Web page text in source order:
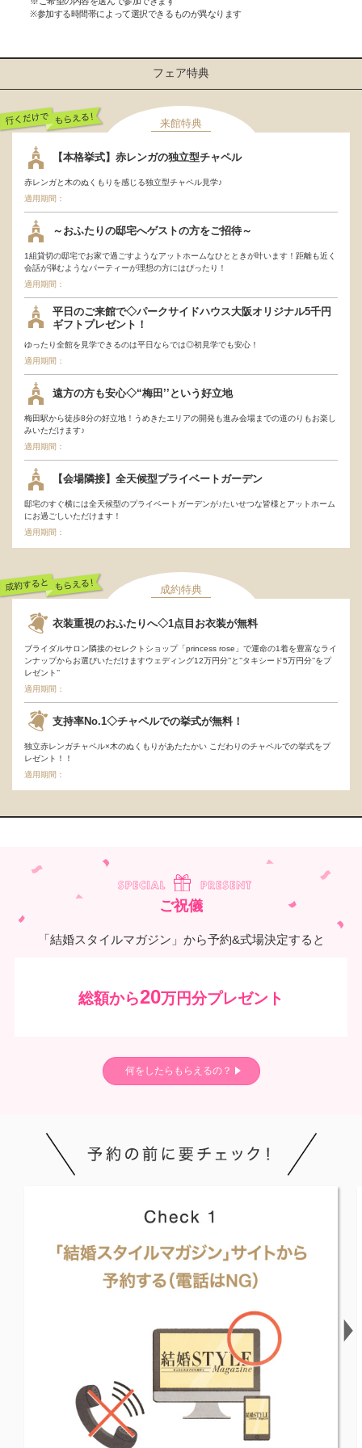
※参加する時間帯によって選択できるものが異なります
フェア特典
来館特典
【本格挙式】赤レンガの独立型チャペル
赤レンガと木のぬくもりを感じる独立型チャペル見学♪
適用期間：
～おふたりの邸宅へゲストの方をご招待～
1組貸切の邸宅でお家で過ごすようなアットホームなひとときが叶います！距離も近く
会話が弾むようなパーティーが理想の方にはぴったり！
適用期間：
平日のご来館で◇パークサイドハウス大阪オリジナル5千円
ギフトプレゼント！
ゆったり全館を見学できるのは平日ならでは◎初見学でも安心！
適用期間：
遠方の方も安心◇“梅田’’という好立地
梅田駅から徒歩8分の好立地！うめきたエリアの開発も進み会場までの道のりもお楽し
みいただけます♪
適用期間：
【会場隣接】全天候型プライベートガーデン
邸宅のすぐ横には全天候型のプライベートガーデンが♪たいせつな皆様とアットホーム
にお過ごしいただけます！
適用期間：
成約特典
衣装重視のおふたりへ◇1点目お衣装が無料
ブライダルサロン隣接のセレクトショップ「princess rose」で運命の1着を豊富なライ
ンナップからお選びいただけますウェディング12万円分’’と’’タキシード5万円分’’をプ
レゼント’’
適用期間：
支持率No.1◇チャペルでの挙式が無料！
独立赤レンガチャペル×木のぬくもりがあたたかい こだわりのチャペルでの挙式をプ
レゼント！！
適用期間：
ご祝儀
「結婚スタイルマガジン」から予約&式場決定すると
総額から20万円分プレゼント
何をしたらもらえるの？